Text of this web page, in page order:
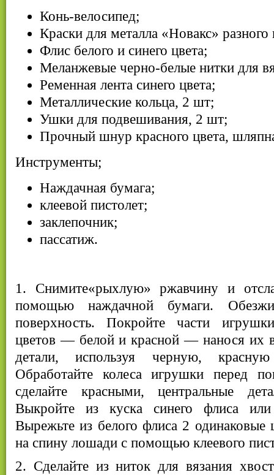
Конь-велосипед;
Краски для металла «Новакс» разного
Флис белого и синего цвета;
Меланжевые черно-белые нитки для
Ременная лента синего цвета;
Металлические кольца, 2 шт;
Ушки для подвешивания, 2 шт;
Прочный шнур красного цвета,
Инструменты;
Наждачная бумага;
клеевой пистолет;
заклепочник;
пассатиж.
1. Снимите«рыхлую» ржавчину и
помощью наждачной бумаги.
поверхность. Покройте части
цветов — белой и красной — нанося их
детали, используя черную,
Обработайте колеса игрушки перед
сделайте красными, центральные
Выкройте из куска синего флиса или
Вырежьте из белого флиса 2 одинаковые
на спину лошади с помощью клеевого
2. Сделайте из ниток для вязания